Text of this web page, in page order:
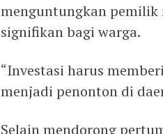
menguntungkan pemilik
signifikan bagi warga.
“Investasi harus
menjadi penonton di
Selain mendorong